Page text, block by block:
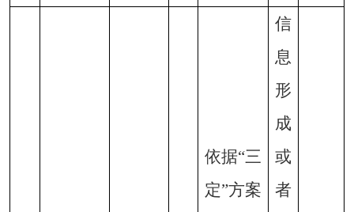
依据“三
定”方案
信
息
形
成
或
者